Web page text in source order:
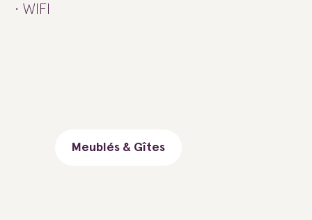
WIFI
Meublés & Gîtes